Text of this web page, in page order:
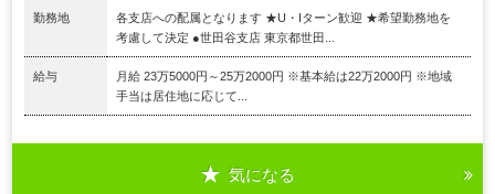
勤務地
各支店への配属となります ★U・Iターン歓迎 ★希望勤務地を
考慮して決定 ●世田谷支店 東京都世田...
給与
月給 23万5000円～25万2000円 ※基本給は22万2000円 ※地域
手当は居住地に応じて...
気になる